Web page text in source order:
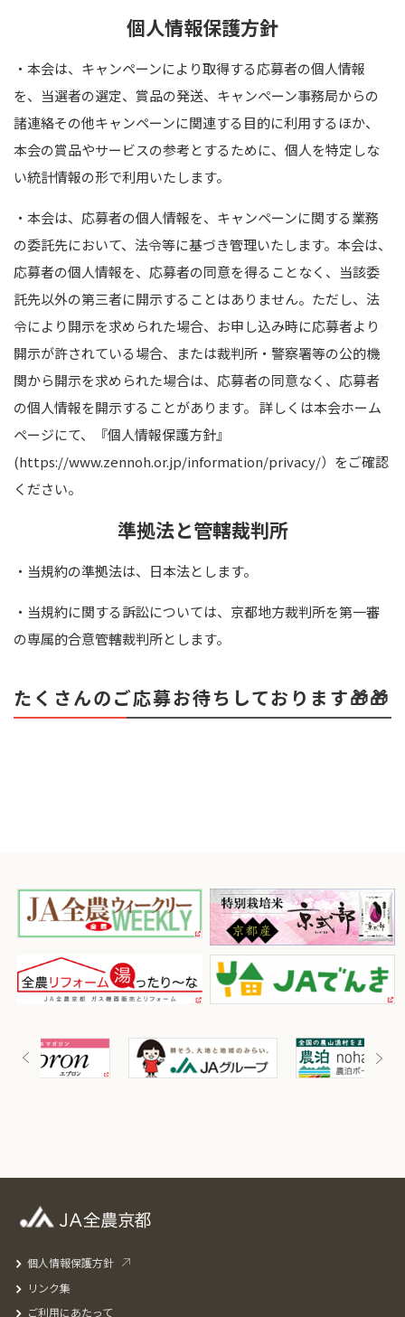
個人情報保護方針
・本会は、キャンペーンにより取得する応募者の個人情報
を、当選者の選定、賞品の発送、キャンペーン事務局からの
諸連絡その他キャンペーンに関連する目的に利用するほか、
本会の賞品やサービスの参考とするために、個人を特定しな
い統計情報の形で利用いたします。
・本会は、応募者の個人情報を、キャンペーンに関する業務
の委託先において、法令等に基づき管理いたします。本会は、
応募者の個人情報を、応募者の同意を得ることなく、当該委
託先以外の第三者に開示することはありません。ただし、法
令により開示を求められた場合、お申し込み時に応募者より
開示が許されている場合、または裁判所・警察署等の公的機
関から開示を求められた場合は、応募者の同意なく、応募者
の個人情報を開示することがあります。 詳しくは本会ホーム
ページにて、『個人情報保護方針』
(https://www.zennoh.or.jp/information/privacy/）をご確認
ください。
準拠法と管轄裁判所
・当規約の準拠法は、日本法とします。
・当規約に関する訴訟については、京都地方裁判所を第一審
の専属的合意管轄裁判所とします。
たくさんのご応募お待ちしております🎁🎁
個人情報保護方針
リンク集
ご利用にあたって